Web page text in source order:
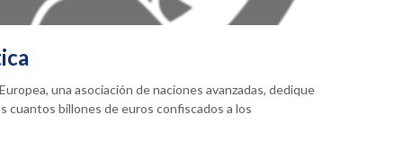
una asociación de naciones avanzadas, dedique
cuantos billones de euros confiscados a los